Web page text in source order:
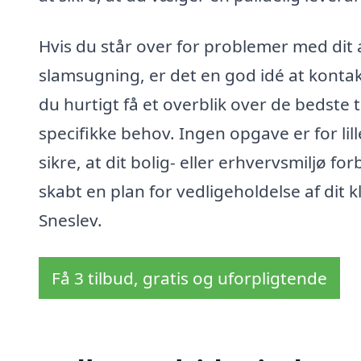
Hvis du står over for problemer med
slamsugning, er det en god idé at
du hurtigt få et overblik over de bedste
specifikke behov. Ingen opgave er for
sikre, at dit bolig- eller erhvervsmiljø
skabt en plan for vedligeholdelse af dit
Sneslev.
Få 3 tilbud, gratis og uforpligtende